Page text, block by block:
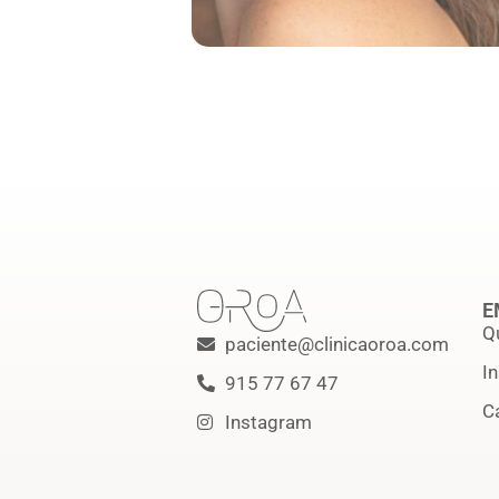
paciente@clinicaoroa.com
915 77 67 47
Instagram